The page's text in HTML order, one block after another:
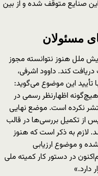
صنایع متوقف شده و از بین
مسئولان
ملل هنوز نتوانسته مجوز
کند. داوود اشرفی،
این موضوع می‌گوید:
اظهارنظر رسمی در
نکرده است. موضع نهایی
از تکمیل بررسی‌ها در قالب
لازم به ذکر است که هنوز
و موضوع ارزیابی
در دستور کار کمیته ملی
دارد.»